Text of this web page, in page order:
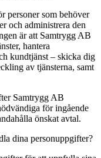
personer som behöver
och administrera den
är att Samtrygg AB
hantera
kundtjänst – skicka dig
av tjänsterna, samt
Samtrygg AB
för ingående
önskat avtal.
dina personuppgifter?